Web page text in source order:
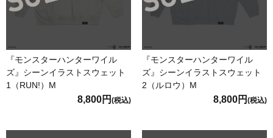
『モンスターハンターワイル
ズ』シーンイラストスウェット
1（RUN!）M
8,800円 (税込)
『モンスターハンターワイル
ズ』シーンイラストスウェット
2（ルロウ）M
8,800円 (税込)